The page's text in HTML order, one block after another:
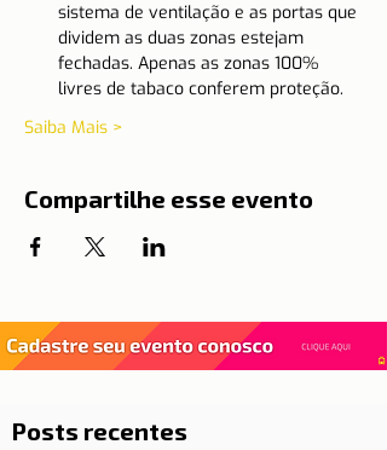
sistema de ventilação e as portas que
dividem as duas zonas estejam
fechadas. Apenas as zonas 100%
livres de tabaco conferem proteção.
Saiba Mais >
Compartilhe esse evento
Posts recentes